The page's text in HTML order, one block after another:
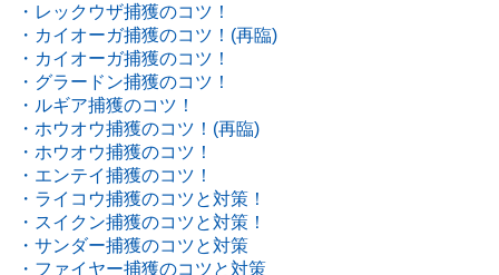
・レックウザ捕獲のコツ！
・カイオーガ捕獲のコツ！(再臨)
・カイオーガ捕獲のコツ！
・グラードン捕獲のコツ！
・ルギア捕獲のコツ！
・ホウオウ捕獲のコツ！(再臨)
・ホウオウ捕獲のコツ！
・エンテイ捕獲のコツ！
・ライコウ捕獲のコツと対策！
・スイクン捕獲のコツと対策！
・サンダー捕獲のコツと対策
・ファイヤー捕獲のコツと対策